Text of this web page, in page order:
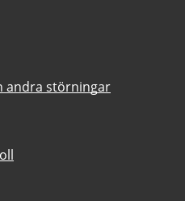
andra störningar